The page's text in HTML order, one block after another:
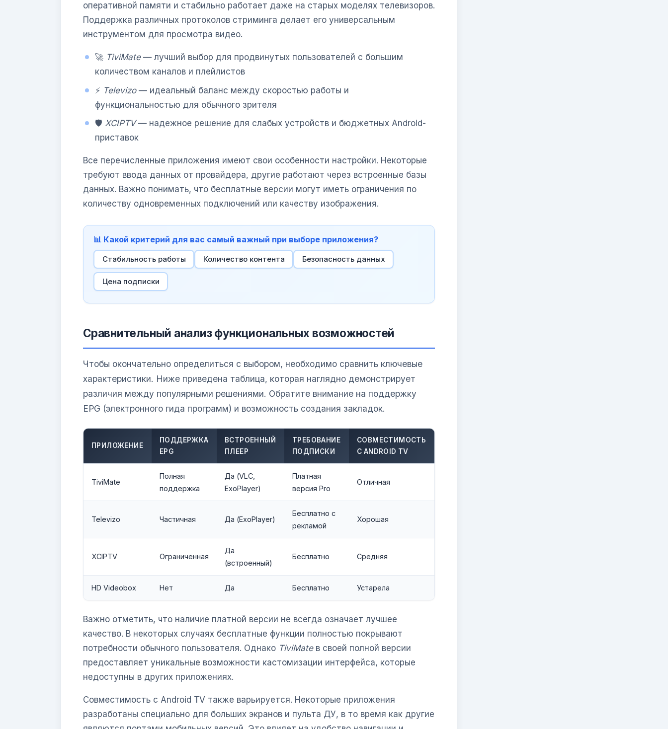
оперативной памяти и стабильно работает даже на старых моделях телевизоров.
Поддержка различных протоколов стриминга делает его универсальным
инструментом для просмотра видео.
🚀 TiviMate— лучший выбор для продвинутых пользователей с большим
количеством каналов и плейлистов
⚡ Televizo— идеальный баланс между скоростью работы и
функциональностью для обычного зрителя
🛡️ XCIPTV— надежное решение для слабых устройств и бюджетных Android-
приставок
Все перечисленные приложения имеют свои особенности настройки. Некоторые
требуют ввода данных от провайдера, другие работают через встроенные базы
данных. Важно понимать, что бесплатные версии могут иметь ограничения по
количеству одновременных подключений или качеству изображения.
📊 Какой критерий для вас самый важный при выборе приложения?
Стабильность работы Количество контента Безопасность данных
Цена подписки
Сравнительный анализ функциональных возможностей
Чтобы окончательно определиться с выбором, необходимо сравнить ключевые
характеристики. Ниже приведена таблица, которая наглядно демонстрирует
различия между популярными решениями. Обратите внимание на поддержку
EPG (электронного гида программ) и возможность создания закладок.
ПРИЛОЖЕНИЕ
ПОДДЕРЖКА
EPG
ВСТРОЕННЫЙ
ПЛЕЕР
ТРЕБОВАНИЕ
ПОДПИСКИ
СОВМЕСТИМОСТЬ
С ANDROID TV
TiviMate
Полная
поддержка
Да (VLC,
ExoPlayer)
Платная
версия Pro
Отличная
Televizo Частичная Да (ExoPlayer)
Бесплатно с
рекламой
Хорошая
XCIPTV Ограниченная
Да
(встроенный)
Бесплатно Средняя
HD Videobox Нет Да Бесплатно Устарела
Важно отметить, что наличие платной версии не всегда означает лучшее
качество. В некоторых случаях бесплатные функции полностью покрывают
потребности обычного пользователя. Однако TiviMateв своей полной версии
предоставляет уникальные возможности кастомизации интерфейса, которые
недоступны в других приложениях.
Совместимость с Android TV также варьируется. Некоторые приложения
разработаны специально для больших экранов и пульта ДУ, в то время как другие